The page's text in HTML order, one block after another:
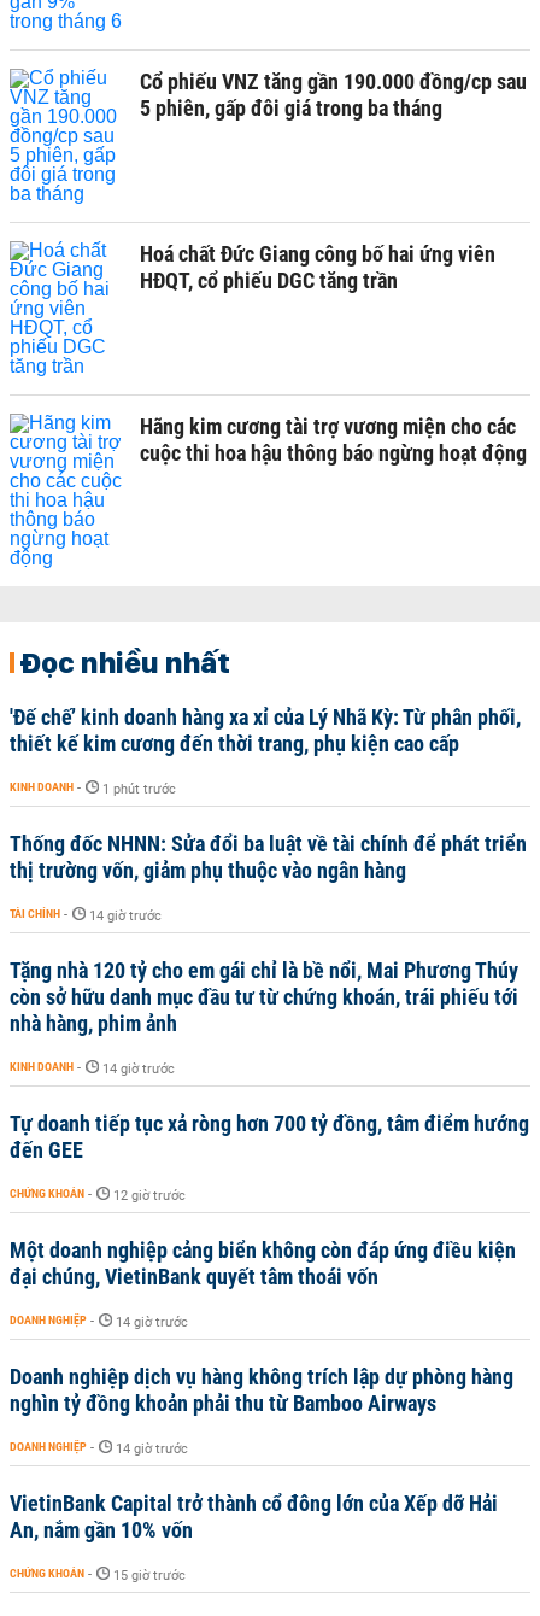
Cổ phiếu VNZ tăng gần 190.000 đồng/cp sau
5 phiên, gấp đôi giá trong ba tháng
Hoá chất Đức Giang công bố hai ứng viên
HĐQT, cổ phiếu DGC tăng trần
Hãng kim cương tài trợ vương miện cho các
cuộc thi hoa hậu thông báo ngừng hoạt động
Đọc nhiều nhất
'Đế chế’ kinh doanh hàng xa xỉ của Lý Nhã Kỳ: Từ phân phối,
thiết kế kim cương đến thời trang, phụ kiện cao cấp
KINH DOANH - 1 phút trước
Thống đốc NHNN: Sửa đổi ba luật về tài chính để phát triển
thị trường vốn, giảm phụ thuộc vào ngân hàng
TÀI CHÍNH - 14 giờ trước
Tặng nhà 120 tỷ cho em gái chỉ là bề nổi, Mai Phương Thúy
còn sở hữu danh mục đầu tư từ chứng khoán, trái phiếu tới
nhà hàng, phim ảnh
KINH DOANH - 14 giờ trước
Tự doanh tiếp tục xả ròng hơn 700 tỷ đồng, tâm điểm hướng
đến GEE
CHỨNG KHOÁN - 12 giờ trước
Một doanh nghiệp cảng biển không còn đáp ứng điều kiện
đại chúng, VietinBank quyết tâm thoái vốn
DOANH NGHIỆP - 14 giờ trước
Doanh nghiệp dịch vụ hàng không trích lập dự phòng hàng
nghìn tỷ đồng khoản phải thu từ Bamboo Airways
DOANH NGHIỆP - 14 giờ trước
VietinBank Capital trở thành cổ đông lớn của Xếp dỡ Hải
An, nắm gần 10% vốn
CHỨNG KHOÁN - 15 giờ trước